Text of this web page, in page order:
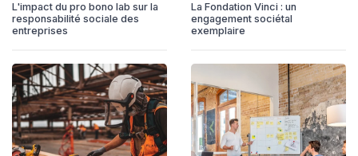
L'impact du pro bono lab sur la
responsabilité sociale des
entreprises
La Fondation Vinci : un
engagement sociétal
exemplaire